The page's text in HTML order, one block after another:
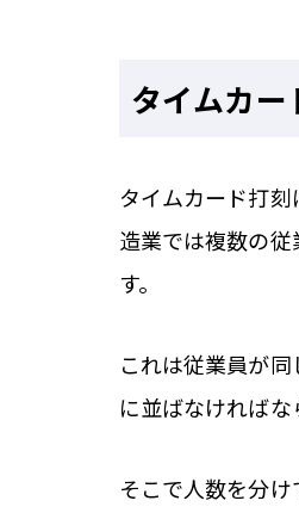
タイムカー
タイムカード打
造業では複数の
す。
これは従業員が
に並ばなければな
そこで人数を分